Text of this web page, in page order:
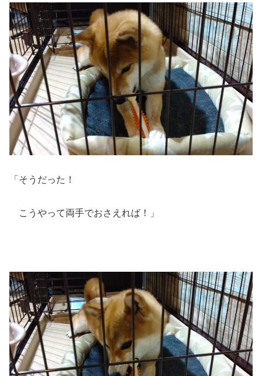
「そうだった！
こうやって両手でおさえれば！」